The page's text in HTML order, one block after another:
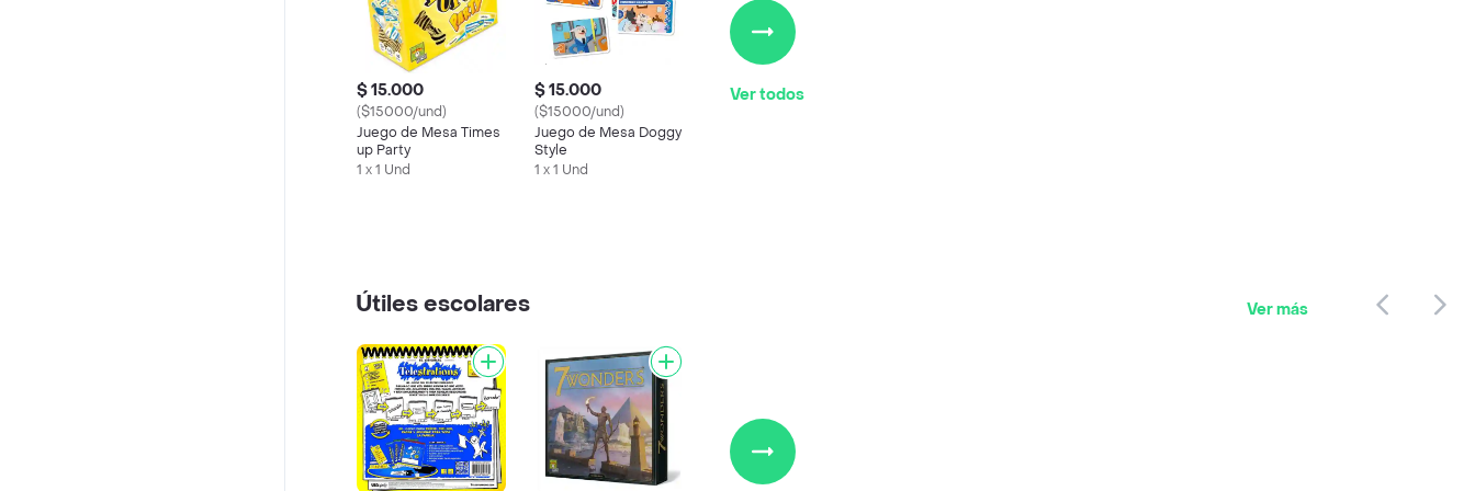
$ 15.000
($15000/und)
Juego de Mesa Times
up Party
1 x 1 Und
$ 15.000
($15000/und)
Juego de Mesa Doggy
Style
1 x 1 Und
Ver todos
Útiles escolares Ver más